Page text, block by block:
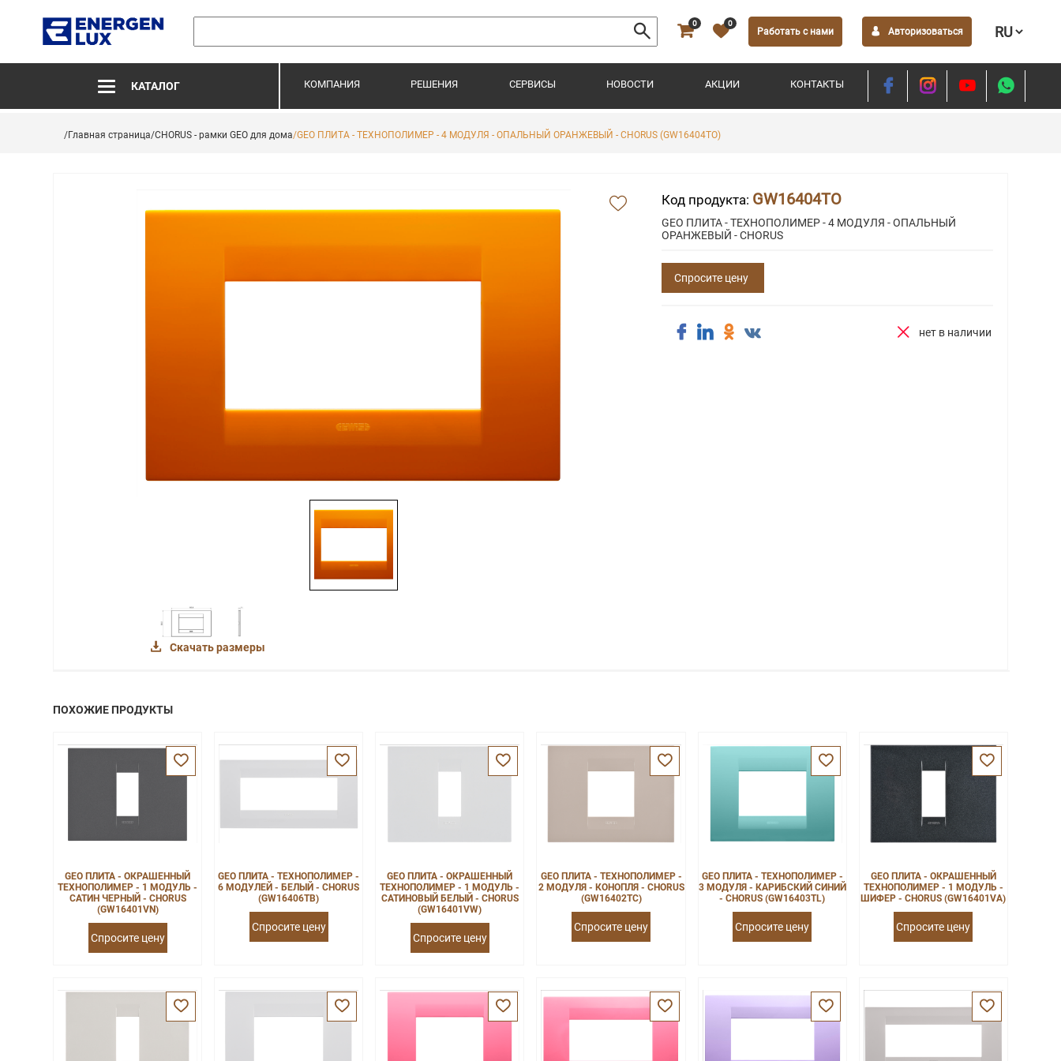
0 0
Работать с нами Авторизоваться
КАТАЛОГ КОМПАНИЯ РЕШЕНИЯ СЕРВИСЫ НОВОСТИ АКЦИИ КОНТАКТЫ
/Главная страница/CHORUS - рамки GEO для дома/GEO ПЛИТА - ТЕХНОПОЛИМЕР - 4 МОДУЛЯ - ОПАЛЬНЫЙ ОРАНЖЕВЫЙ - CHORUS (GW16404TO)
Скачать размеры
Код продукта: GW16404TO
GEO ПЛИТА - ТЕХНОПОЛИМЕР - 4 МОДУЛЯ - ОПАЛЬНЫЙ
ОРАНЖЕВЫЙ - CHORUS
Спросите цену
нет в наличии
ПОХОЖИЕ ПРОДУКТЫ
GEO ПЛИТА - ОКРАШЕННЫЙ
ТЕХНОПОЛИМЕР - 1 МОДУЛЬ -
САТИН ЧЕРНЫЙ - CHORUS
(GW16401VN)
Спросите цену
GEO ПЛИТА - ТЕХНОПОЛИМЕР -
6 МОДУЛЕЙ - БЕЛЫЙ - CHORUS
(GW16406TB)
Спросите цену
GEO ПЛИТА - ОКРАШЕННЫЙ
ТЕХНОПОЛИМЕР - 1 МОДУЛЬ -
САТИНОВЫЙ БЕЛЫЙ - CHORUS
(GW16401VW)
Спросите цену
GEO ПЛИТА - ТЕХНОПОЛИМЕР -
2 МОДУЛЯ - КОНОПЛЯ - CHORUS
(GW16402TC)
Спросите цену
GEO ПЛИТА - ТЕХНОПОЛИМЕР -
3 МОДУЛЯ - КАРИБСКИЙ СИНИЙ
- CHORUS (GW16403TL)
Спросите цену
GEO ПЛИТА - ОКРАШЕННЫЙ
ТЕХНОПОЛИМЕР - 1 МОДУЛЬ -
ШИФЕР - CHORUS (GW16401VA)
Спросите цену